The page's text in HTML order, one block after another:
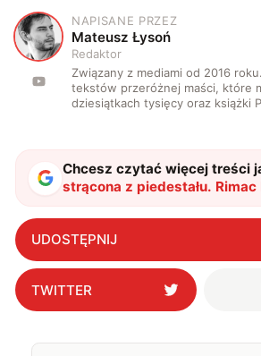
M
NAPISANE PRZEZ
Mateusz Łysoń
Redaktor
Związany z mediami od 2016
tekstów przeróżnej maści, które
dziesiątkach tysięcy oraz książki
Chcesz czytać więcej treści
strącona z piedestału. Rimac
nowy najszybszy samochód
UDOSTĘPNIJ
TWITTER